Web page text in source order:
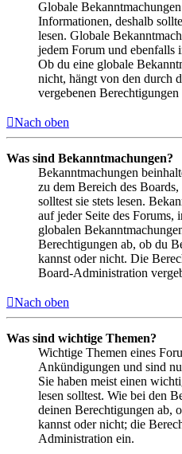
Globale
Informationen, deshalb
lesen. Globale
jedem Forum und ebenfalls
Ob du eine globale
nicht, hängt von den durch
vergebenen Berechtigungen
Nach oben
Was sind Bekanntmachungen?
Bekanntmachungen
zu dem Bereich des
solltest sie stets lesen.
auf jeder Seite des Forums,
globalen
Berechtigungen ab, ob du
kannst oder nicht. Die
Board-Administration
Nach oben
Was sind wichtige Themen?
Wichtige Themen eines
Ankündigungen und sind
Sie haben meist einen
lesen solltest. Wie bei den
deinen Berechtigungen ab,
kannst oder nicht; die
Administration ein.